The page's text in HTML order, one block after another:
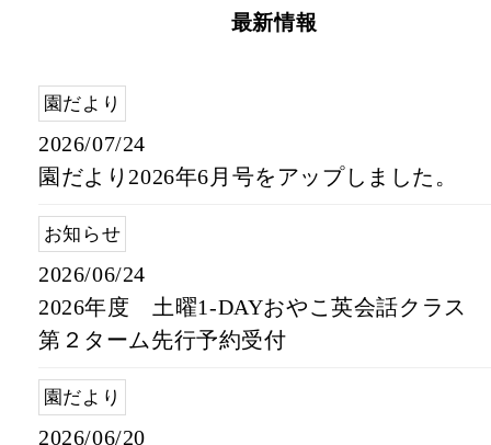
最新情報
園だより
2026/07/24
園だより2026年6月号をアップしました。
お知らせ
2026/06/24
2026年度 土曜1-DAYおやこ英会話クラス
第２ターム先行予約受付
園だより
2026/06/20